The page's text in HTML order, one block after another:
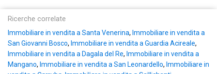
Ricerche correlate
Immobiliare in vendita a Santa Venerina, Immobiliare in vendita a
San Giovanni Bosco, Immobiliare in vendita a Guardia Acireale,
Immobiliare in vendita a Dagala del Re, Immobiliare in vendita a
Mangano, Immobiliare in vendita a San Leonardello, Immobiliare in